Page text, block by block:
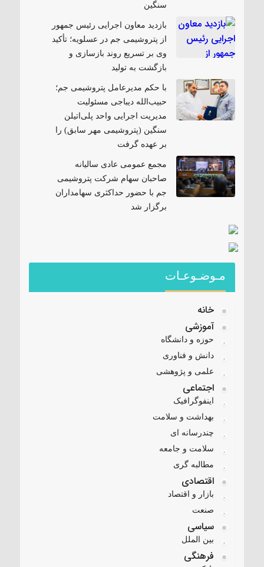
سنگین
بازدید معاون اجرایی رئیس جمهور
از پتروشیمی جم در عسلویه؛ تأکید
وی بر تسریع روند بازسازی و
بازگشت به تولید
با حکم مدیرعامل پتروشیمی جم؛
حبیب‌الله دیباجی مسئولیت
مدیریت اجرایی واحد پلی‌اتیلن
سنگین (پتروشیمی مهر سابق) را
بر عهده گرفت
مجمع عمومی عادی سالیانه
صاحبان سهام شرکت پتروشیمی
جم با حضور حداکثری سهامداران
برگزار شد
مـوضـوعـات
خانه
آموزشی
حوزه و دانشگاه
دانش و فناوری
علمی و پژوهشی
اجتماعی
اینفوگرافیک
بهداشت و سلامت
چندرسانه ای
سلامت و جامعه
مطالبه گری
اقتصادی
بازار و اقتصاد
صنعت
سیاسی
بین الملل
فرهنگی